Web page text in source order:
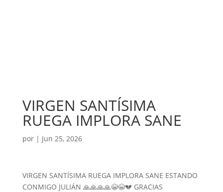
VIRGEN SANTÍSIMA
RUEGA IMPLORA SANE
por | Jun 25, 2026
VIRGEN SANTÍSIMA RUEGA IMPLORA SANE ESTANDO
CONMIGO JULIÁN 🙏🙏🙏🙏😭😭💔 GRACIAS